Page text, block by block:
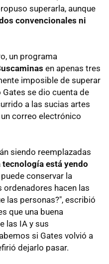
superarla, aunque
convencionales ni
un programa
en apenas tres
imposible de superar
Gates se dio cuenta de
a las sucias artes
correo electrónico
siendo reemplazadas
tecnología está yendo
conservar la
ordenadores hacen las
las personas?", escribió
que una buena
las IA y sus
si Gates volvió a
dejarlo pasar.